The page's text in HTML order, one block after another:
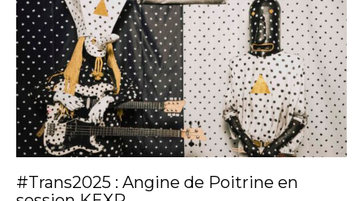
#Trans2025 : Angine de Poitrine en